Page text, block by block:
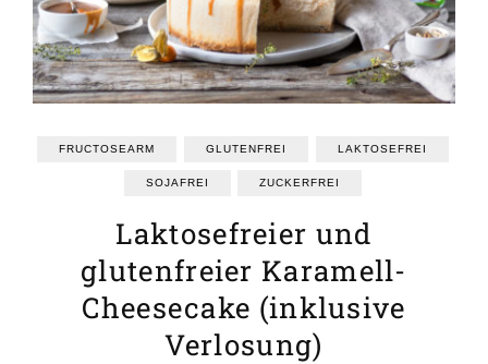
FRUCTOSEARM GLUTENFREI LAKTOSEFREI
SOJAFREI ZUCKERFREI
Laktosefreier und
glutenfreier Karamell-
Cheesecake (inklusive
Verlosung)